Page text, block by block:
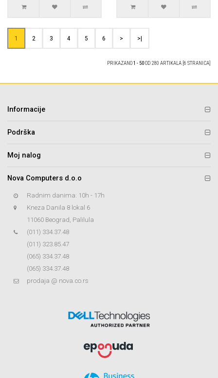
1 2 3 4 5 6 > >|
PRIKAZANO1 - 50OD 280 ARTIKALA [6 STRANICA]
Informacije
Podrška
Moj nalog
Nova Computers d.o.o
Radnim danima: 10h - 17h
Kneza Danila 8 lokal 6
11060 Beograd, Palilula
(011) 334.37.48
(011) 323.85.47
(065) 334.37.48
(065) 334.37.48
prodaja @ nova.co.rs